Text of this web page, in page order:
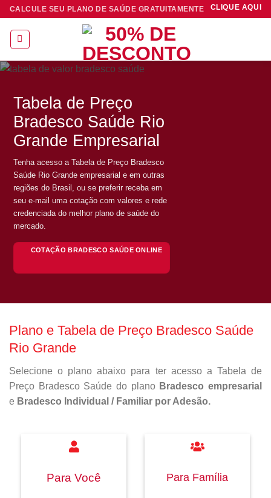
Skip
content
CALCULE SEU PLANO DE SAÚDE GRATUITAMENTE CLIQUE AQUI
Tabela de Preço
Bradesco Saúde Rio
Grande Empresarial
Tenha acesso a Tabela de Preço Bradesco
Saúde Rio Grande empresarial e em outras
regiões do Brasil, ou se preferir receba em
seu e-mail uma cotação com valores e rede
credenciada do melhor plano de saúde do
mercado.
COTAÇÃO BRADESCO SAÚDE ONLINE
Plano e Tabela de Preço Bradesco Saúde
Rio Grande
Selecione o plano abaixo para ter acesso a Tabela de
Preço Bradesco Saúde do plano Bradesco empresarial
e Bradesco Individual / Familiar por Adesão.
Para Você Para Família